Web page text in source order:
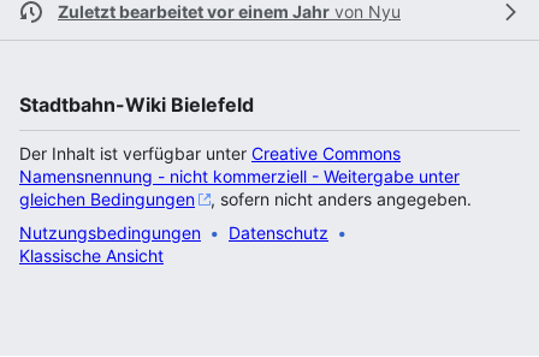
Zuletzt bearbeitet vor einem Jahr von Nyu
Stadtbahn-Wiki Bielefeld
Der Inhalt ist verfügbar unter Creative Commons
Namensnennung - nicht kommerziell - Weitergabe unter
gleichen Bedingungen
, sofern nicht anders angegeben.
Datenschutz
Nutzungsbedingungen
Klassische Ansicht